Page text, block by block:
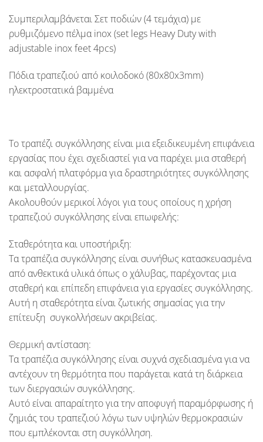
Συμπεριλαμβάνεται Σετ ποδιών (4 τεμάχια) με
ρυθμιζόμενο πέλμα inox (set legs Heavy Duty with
adjustable inox feet 4pcs)
Πόδια τραπεζιού από κοιλοδοκό (80x80x3mm)
ηλεκτροστατικά βαμμένα
Το τραπέζι συγκόλλησης είναι μια εξειδικευμένη επιφάνεια
εργασίας που έχει σχεδιαστεί για να παρέχει μια σταθερή
και ασφαλή πλατφόρμα για δραστηριότητες συγκόλλησης
και μεταλλουργίας.
Ακολουθούν μερικοί λόγοι για τους οποίους η χρήση
τραπεζιού συγκόλλησης είναι επωφελής:
Σταθερότητα και υποστήριξη:
Τα τραπέζια συγκόλλησης είναι συνήθως κατασκευασμένα
από ανθεκτικά υλικά όπως ο χάλυβας, παρέχοντας μια
σταθερή και επίπεδη επιφάνεια για εργασίες συγκόλλησης.
Αυτή η σταθερότητα είναι ζωτικής σημασίας για την
επίτευξη συγκολλήσεων ακριβείας.
Θερμική αντίσταση:
Τα τραπέζια συγκόλλησης είναι συχνά σχεδιασμένα για να
αντέχουν τη θερμότητα που παράγεται κατά τη διάρκεια
των διεργασιών συγκόλλησης.
Αυτό είναι απαραίτητο για την αποφυγή παραμόρφωσης ή
ζημιάς του τραπεζιού λόγω των υψηλών θερμοκρασιών
που εμπλέκονται στη συγκόλληση.